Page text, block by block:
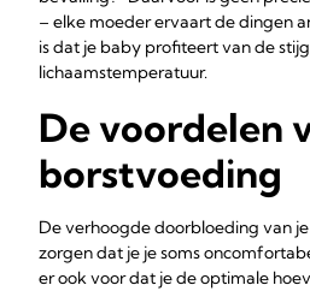
– elke moeder ervaart de dingen
is dat je baby profiteert van de
lichaamstemperatuur.
De voordelen
borstvoeding
De verhoogde doorbloeding van
zorgen dat je je soms
er ook voor dat je de optimale